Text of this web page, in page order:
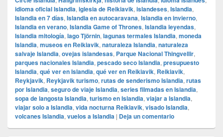
idioma oficial Islandia, iglesia de Reikiavik, islandeses, Islandia,
Islandia en 7 días, Islandia en autocaravana, Islandia en invierno,
Islandia en verano, Islandia Game of Thrones, Islandia leyendas,
Islandia mitología, lago Tjörnin, lagunas termales Islandia, moneda
Islandia, museos en Reikiavik, naturaleza Islandia, naturaleza
salvaje Islandia, ovejas islandesas, Parque Nacional Thingvellir,
parques nacionales Islandia, pescado seco Islandia, presupuesto
Islandia, qué ver en Islandia, qué ver en Reikiavik, Reikiavik,
Reykjavik, Reykjavik turismo, rutas de senderismo Islandia, rutas
por Islandia, seguro de viaje Islandia, series filmadas en Islandia,
sopa de langosta Islandia, turismo en Islandia, viajar a Islandia,
viajar solo a Islandia, vida nocturna Reikiavik, visado Islandia,
volcanes Islandia, vuelos a Islandia | Deja un comentario